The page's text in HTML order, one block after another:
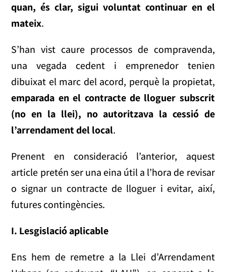
quan, és clar, sigui voluntat continuar en el
mateix.
S’han vist caure processos de compravenda,
una vegada cedent i emprenedor tenien
dibuixat el marc del acord, perquè la propietat,
emparada en el contracte de lloguer subscrit
(no en la llei), no autoritzava la cessió de
l’arrendament del local.
Prenent en consideració l’anterior, aquest
article pretén ser una eina útil a l’hora de revisar
o signar un contracte de lloguer i evitar, així,
futures contingències.
I. Lesgislació aplicable
Ens hem de remetre a la Llei d’Arrendament